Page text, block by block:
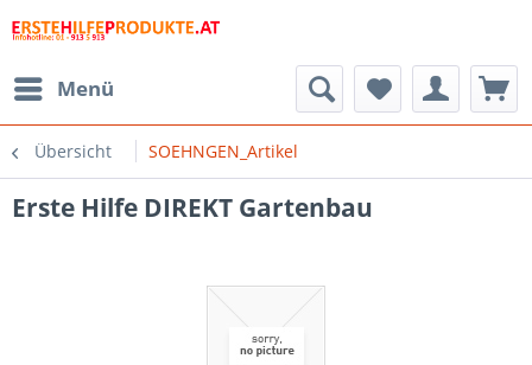
Menü
Übersicht SOEHNGEN_Artikel
Erste Hilfe DIREKT Gartenbau